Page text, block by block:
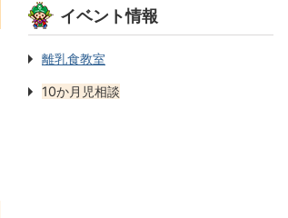
イベント情報
離乳食教室
10か月児相談